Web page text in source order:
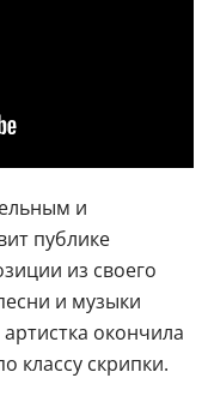
и
публике
из своего
и музыки
окончила
классу скрипки.